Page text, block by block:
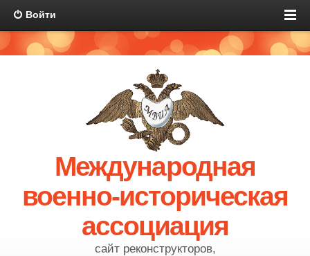
Войти
Международная
военно-историческая
ассоциация
сайт реконструкторов,